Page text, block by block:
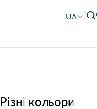
UA
кольори